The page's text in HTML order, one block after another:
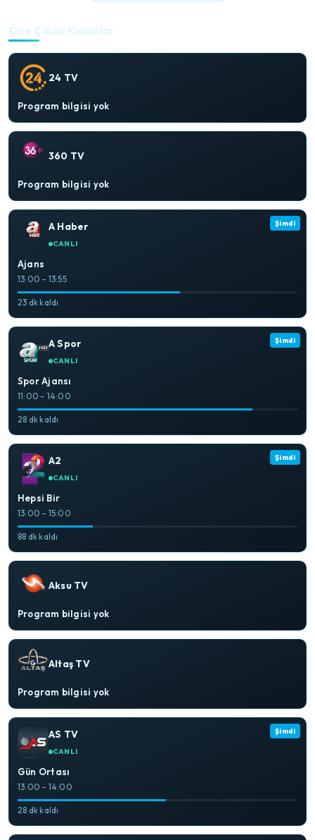
Öne Çıkan Kanallar
24 TV
Program bilgisi yok
360 TV
Program bilgisi yok
Şimdi
A Haber
CANLI
Ajans
13:00 – 13:55
23 dk kaldı
Şimdi
A Spor
CANLI
Spor Ajansı
11:00 – 14:00
28 dk kaldı
Şimdi
A2
CANLI
Hepsi Bir
13:00 – 15:00
88 dk kaldı
Aksu TV
Program bilgisi yok
Altaş TV
Program bilgisi yok
Şimdi
AS TV
CANLI
Gün Ortası
13:00 – 14:00
28 dk kaldı